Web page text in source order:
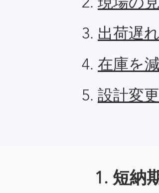
出荷遅
在庫を
設計変
1. 短納